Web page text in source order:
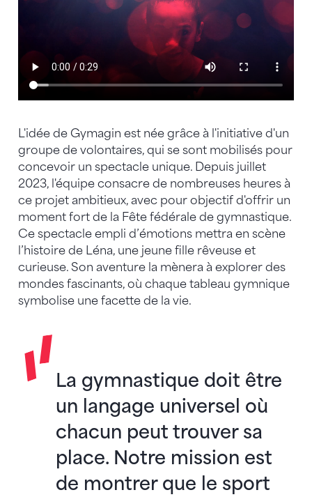
L'idée de Gymagin est née grâce à l'initiative d'un
groupe de volontaires, qui se sont mobilisés pour
concevoir un spectacle unique. Depuis juillet
2023, l'équipe consacre de nombreuses heures à
ce projet ambitieux, avec pour objectif d'offrir un
moment fort de la Fête fédérale de gymnastique.
Ce spectacle empli d’émotions mettra en scène
l’histoire de Léna, une jeune fille rêveuse et
curieuse. Son aventure la mènera à explorer des
mondes fascinants, où chaque tableau gymnique
symbolise une facette de la vie.
La gymnastique doit être
un langage universel où
chacun peut trouver sa
place. Notre mission est
de montrer que le sport